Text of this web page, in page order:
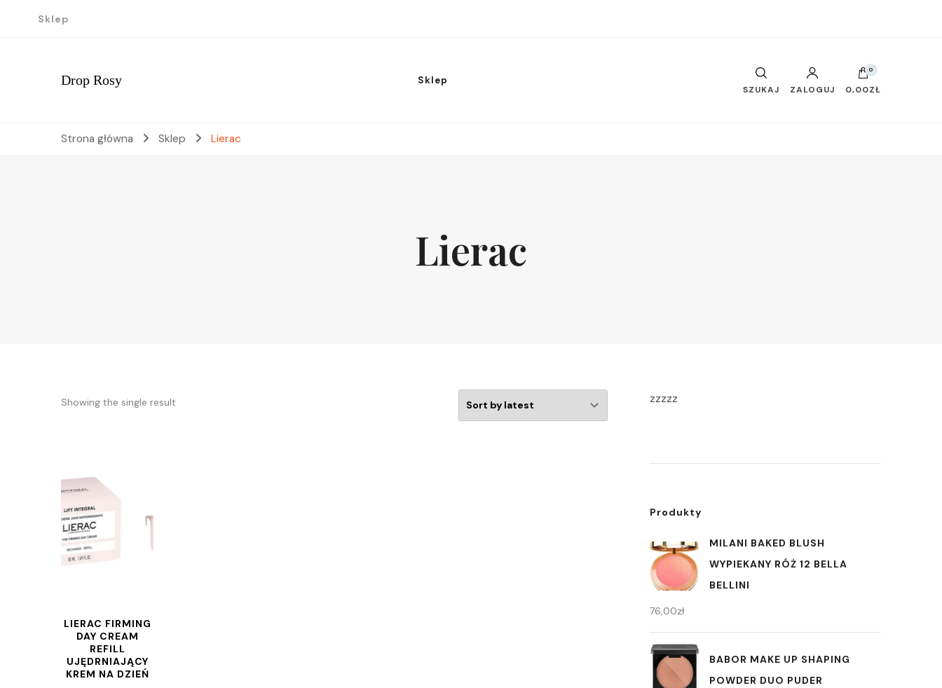
Sklep
Drop Rosy Sklep
SZUKAJ ZALOGUJ
0
0,00ZŁ
Strona główna Sklep Lierac
Lierac
Showing the single result
LIERAC FIRMING
DAY CREAM
REFILL
UJĘDRNIAJĄCY
KREM NA DZIEŃ
zzzzz
Produkty
MILANI BAKED BLUSH
WYPIEKANY RÓŻ 12 BELLA
BELLINI
76,00zł
BABOR MAKE UP SHAPING
POWDER DUO PUDER